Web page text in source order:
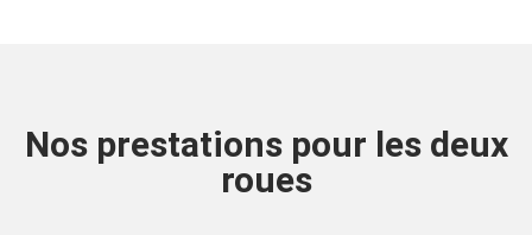
Nos prestations pour les deux
roues